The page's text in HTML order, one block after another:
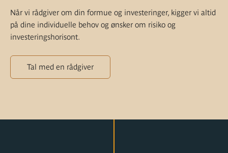
Når vi rådgiver om din formue og investeringer, kigger vi altid
på dine individuelle behov og ønsker om risiko og
investeringshorisont.
Tal med en rådgiver